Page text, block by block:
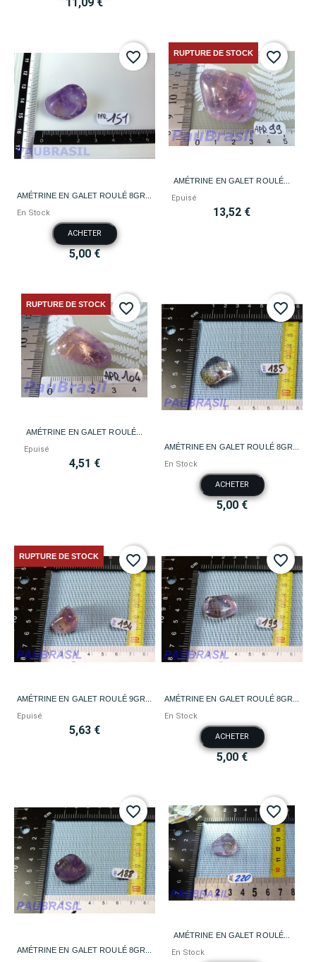
AMÉTRINE EN GALET ROULÉ 8GR...
En Stock
ACHETER
5,00 €
favorite_border
AMÉTRINE EN GALET ROULÉ...
Epuisé
13,52 €
RUPTURE DE STOCK favorite_border
AMÉTRINE EN GALET ROULÉ...
Epuisé
4,51 €
RUPTURE DE STOCK favorite_border
AMÉTRINE EN GALET ROULÉ 8GR...
En Stock
ACHETER
5,00 €
favorite_border
AMÉTRINE EN GALET ROULÉ 9GR...
Epuisé
5,63 €
RUPTURE DE STOCK favorite_border
AMÉTRINE EN GALET ROULÉ 8GR...
En Stock
ACHETER
5,00 €
favorite_border
AMÉTRINE EN GALET ROULÉ 8GR...
favorite_border
AMÉTRINE EN GALET ROULÉ...
En Stock
favorite_border